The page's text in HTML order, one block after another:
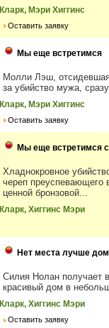
Кларк, Мэри Хиггинс
Оставить заявку
Мы еще встретимся
Молли Лэш,
за убийство мужа,
Кларк, Мэри Хиггинс
Оставить заявку
Мы еще встретимся с
Хладнокровное
череп преуспевающего
ценной бронзовой...
Кларк, Хиггинс Мэри
Нет места лучше
Силия Нолан получает
красивый дом в
Кларк, Хиггинс Мэри
Оставить заявку